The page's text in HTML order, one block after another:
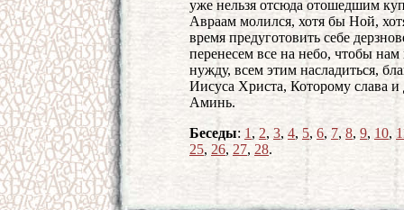
уже нельзя отсюда отошедшим
Авраам молился, хотя бы Ной,
время предуготовить себе
перенесем все на небо, чтобы нам
нужду, всем этим насладиться,
Иисуса Христа, Которому слава и
Аминь.
Беседы: 1 , 2, 3, 4, 5, 6, 7, 8, 9, 10,
25, 26, 27, 28.